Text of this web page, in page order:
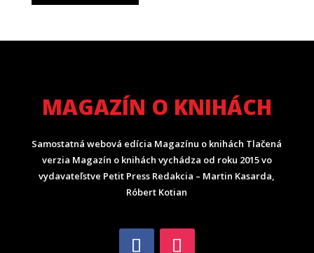
MAGAZÍN O KNIHÁCH
Samostatná webová edícia Magazínu o knihách Tlačená
verzia Magazín o knihách vychádza od roku 2015 vo
vydavateľstve Petit Press Redakcia – Martin Kasarda,
Róbert Kotian